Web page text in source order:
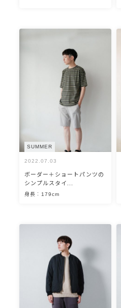
SUMMER
2022.07.03
ボーダー＋ショートパンツの
シンプルスタイ...
身長：179cm